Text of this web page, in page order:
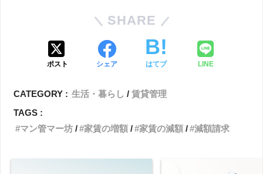
SHARE
ポスト シェア はてブ LINE
CATEGORY : 生活・暮らし
賃貸管理
TAGS :
マン管マー坊
家賃の増額 家賃の減額 減額請求